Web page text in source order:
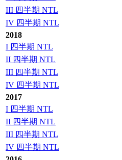
III 四半期 NTL
IV 四半期 NTL
2018
I 四半期 NTL
II 四半期 NTL
III 四半期 NTL
IV 四半期 NTL
2017
I 四半期 NTL
II 四半期 NTL
III 四半期 NTL
IV 四半期 NTL